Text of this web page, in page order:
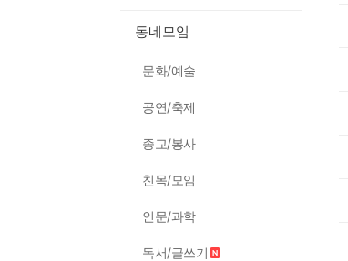
동네모임
문화/예술
공연/축제
종교/봉사
친목/모임
인문/과학
독서/글쓰기